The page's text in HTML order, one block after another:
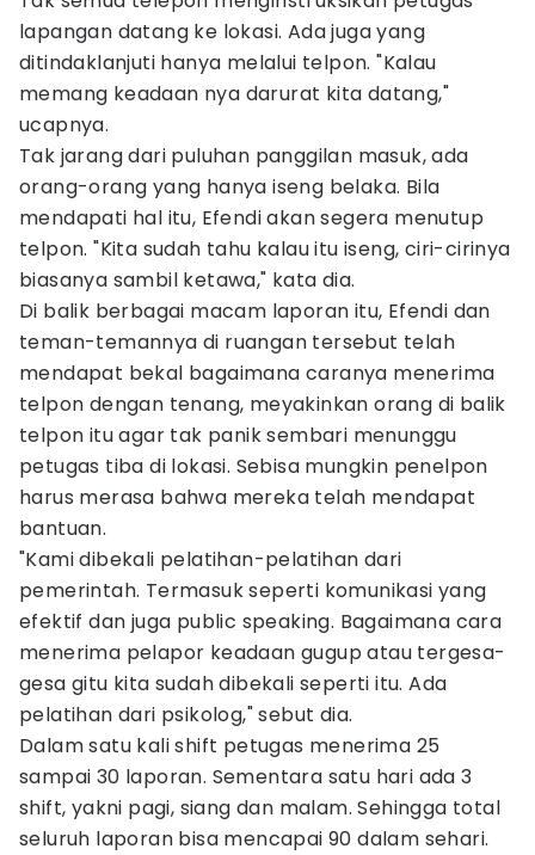
lapangan datang ke lokasi. Ada juga yang
ditindaklanjuti hanya melalui telpon. "Kalau
memang keadaan nya darurat kita datang,"
ucapnya.
Tak jarang dari puluhan panggilan masuk, ada
orang-orang yang hanya iseng belaka. Bila
mendapati hal itu, Efendi akan segera menutup
telpon. "Kita sudah tahu kalau itu iseng, ciri-cirinya
biasanya sambil ketawa," kata dia.
Di balik berbagai macam laporan itu, Efendi dan
teman-temannya di ruangan tersebut telah
mendapat bekal bagaimana caranya menerima
telpon dengan tenang, meyakinkan orang di balik
telpon itu agar tak panik sembari menunggu
petugas tiba di lokasi. Sebisa mungkin penelpon
harus merasa bahwa mereka telah mendapat
bantuan.
"Kami dibekali pelatihan-pelatihan dari
pemerintah. Termasuk seperti komunikasi yang
efektif dan juga public speaking. Bagaimana cara
menerima pelapor keadaan gugup atau tergesa-
gesa gitu kita sudah dibekali seperti itu. Ada
pelatihan dari psikolog," sebut dia.
Dalam satu kali shift petugas menerima 25
sampai 30 laporan. Sementara satu hari ada 3
shift, yakni pagi, siang dan malam. Sehingga total
seluruh laporan bisa mencapai 90 dalam sehari.